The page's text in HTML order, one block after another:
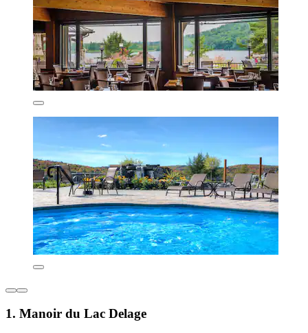
1. Manoir du Lac Delage